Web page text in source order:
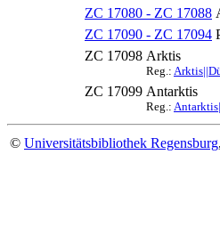
ZC 17080 - ZC 17088
ZC 17090 - ZC 17094
ZC 17098 Arktis
Reg.:
ZC 17099 Antarktis
Reg.:
© Universitätsbibliothek Regensburg